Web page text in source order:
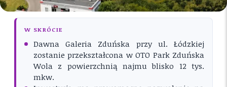
W SKRÓCIE
Dawna Galeria Zduńska przy ul. Łódzkiej
zostanie przekształcona w OTO Park Zduńska
Wola z powierzchnią najmu blisko 12 tys.
mkw.